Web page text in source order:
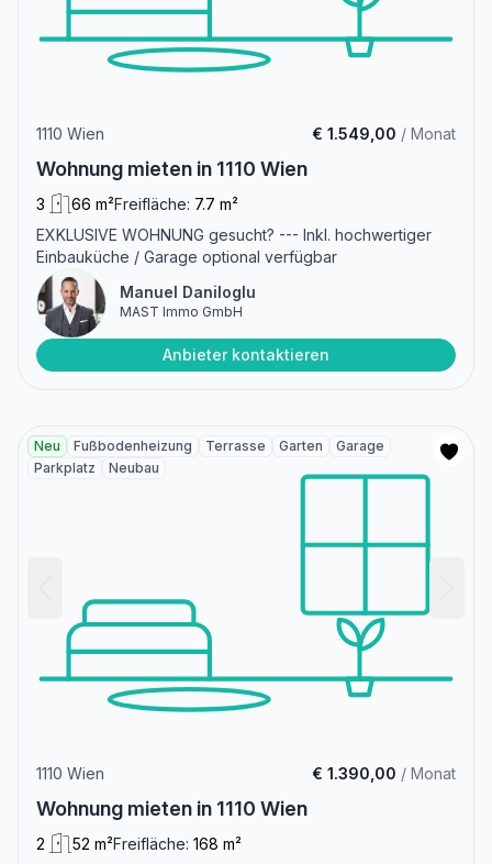
1110 Wien € 1.549,00 / Monat
Wohnung mieten in 1110 Wien
3 66 m²Freifläche: 7.7 m²
EXKLUSIVE WOHNUNG gesucht? --- Inkl. hochwertiger
Einbauküche / Garage optional verfügbar
Manuel Daniloglu
MAST Immo GmbH
Anbieter kontaktieren
Neu Fußbodenheizung Terrasse Garten
Garage
Parkplatz
Neubau
1110 Wien € 1.390,00 / Monat
Wohnung mieten in 1110 Wien
2 52 m²Freifläche: 168 m²